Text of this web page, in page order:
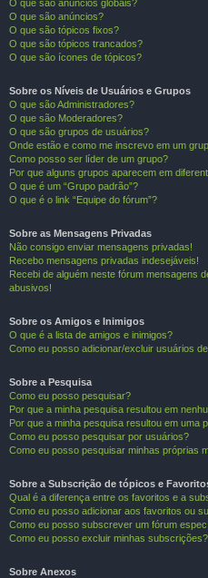
O que são anúncios globais?
O que são anúncios?
O que são tópicos fixos?
O que são tópicos trancados?
O que são ícones de tópicos?
Sobre os Níveis de Usuários e Grupos
O que são Administradores?
O que são Moderadores?
O que são grupos de usuários?
Onde estão e como me inscrevo em um
Como posso ser líder de um grupo?
Por que alguns grupos aparecem em
O que é um “Grupo padrão”?
O que é o link “Equipe do fórum”?
Sobre as Mensagens Privadas
Não consigo enviar mensagens privadas!
Recebo mensagens privadas indesejáveis!
Recebi de alguém neste fórum mensagens
abusivos!
Sobre os Amigos e Inimigos
O que é a lista de amigos e inimigos?
Como eu posso adicionar/excluir usuários
Sobre a Pesquisa
Como eu posso pesquisar?
Por que a minha pesquisa resultou em
Por que a minha pesquisa resultou em uma
Como eu posso pesquisar por usuários?
Como eu posso pesquisar minhas próprias
Sobre a Subscrição de tópicos e
Qual é a diferença entre os favoritos e a
Como eu posso adicionar aos favoritos ou
Como eu posso subscrever um fórum
Como eu posso excluir minhas subscrições?
Sobre Anexos